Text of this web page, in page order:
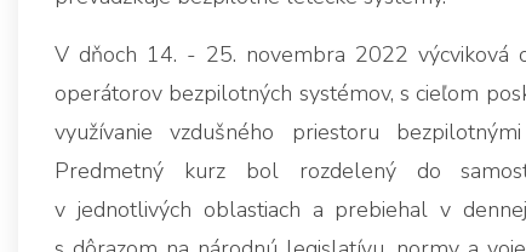
V dňoch 14. - 25. novembra 2022 výcviková
operátorov bezpilotných systémov, s cieľom
využívanie vzdušného priestoru
Predmetný kurz bol rozdelený do
v jednotlivých oblastiach a prebiehal v